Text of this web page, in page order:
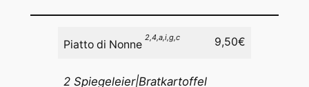
Piatto di Nonne
2,4,a,i,g,c 9,50€
2 Spiegeleier|Bratkartoffel